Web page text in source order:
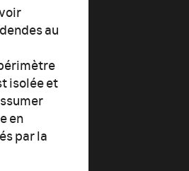
au
isolée et
en
par la